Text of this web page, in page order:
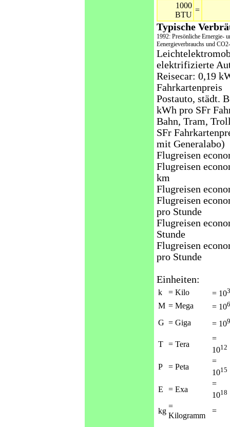
1000
BTU
=
Typische
1992: Presönliche Ernergie-
Eenergieverbrauchs und
elektrifizierte
Reisecar: 0,19
Fahrkartenpreis
Postauto, städt.
kWh pro SFr
Bahn, Tram,
SFr
mit Generalabo)
Flugreisen
Flugreisen
km
Flugreisen
Flugreisen
pro Stunde
Flugreisen
Stunde
Flugreisen
pro Stunde
Einheiten:
k = Kilo = 103
M = Mega = 106
G = Giga = 109
T = Tera
=
1012
P = Peta
=
1015
E = Exa
=
1018
kg
=
Kilogramm
=